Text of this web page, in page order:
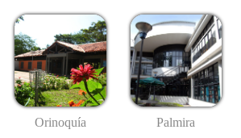
Orinoquía Palmira